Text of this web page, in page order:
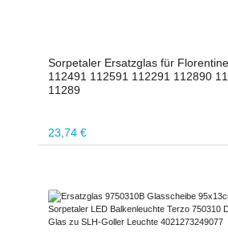
Sorpetaler Ersatzglas für
112491 112591 112291 112890
11289
Regulärer Preis:
23,74 €